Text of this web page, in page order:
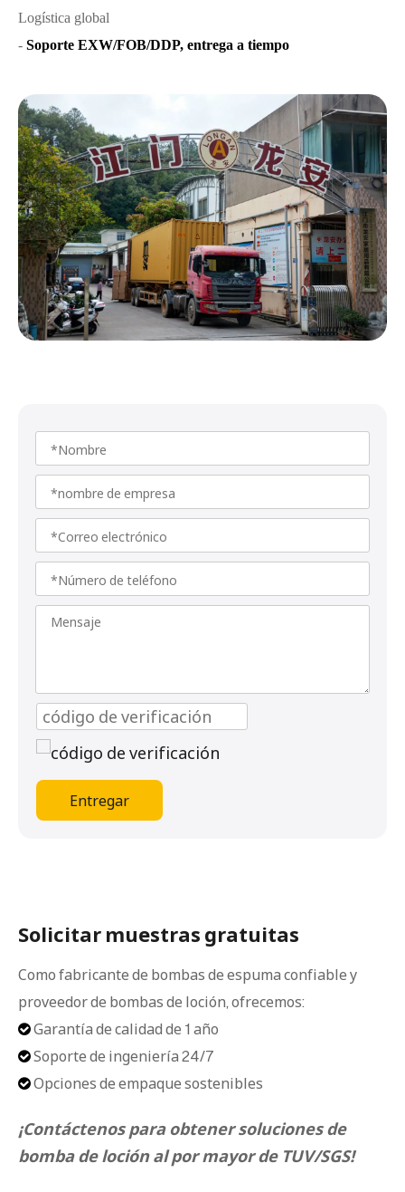
Logística global
- Soporte EXW/FOB/DDP, entrega a tiempo
Entregar
Solicitar muestras gratuitas
Como fabricante de bombas de espuma confiable y
proveedor de bombas de loción, ofrecemos:
Garantía de calidad de 1 año
Soporte de ingeniería 24/7
Opciones de empaque sostenibles
¡Contáctenos para obtener soluciones de
bomba de loción al por mayor de TUV/SGS!